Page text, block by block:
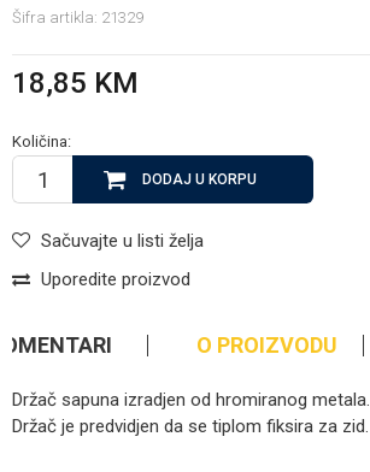
Šifra artikla: 21329
18,85 KM
Količina:
DODAJ U KORPU
Sačuvajte u listi želja
Uporedite proizvod
O PROIZVODU
Držač sapuna izradjen od hromiranog metala.
Držač je predvidjen da se tiplom fiksira za zid.